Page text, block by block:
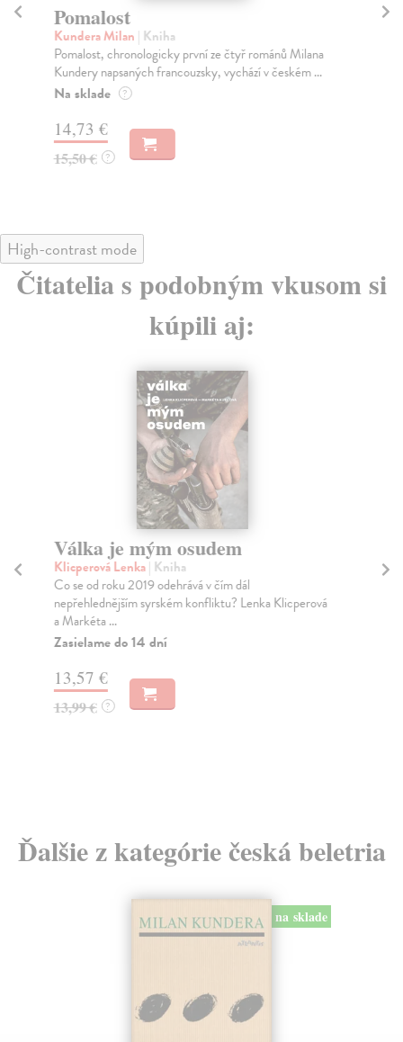
Pomalost
Kundera Milan | Kniha
Pomalost, chronologicky první ze čtyř románů Milana
Kundery napsaných francouzsky, vychází v českém ...
Na sklade ?
14,73 €
15,50 € ?
High-contrast mode
Čitatelia s podobným vkusom si
kúpili aj:
Válka je mým osudem
Klicperová Lenka| Kniha
Co se od roku 2019 odehrává v čím dál
nepřehlednějším syrském konfliktu? Lenka Klicperová
a Markéta ...
Zasielame do 14 dní
13,57 €
13,99 € ?
Ďalšie z kategórie česká beletria
na sklade